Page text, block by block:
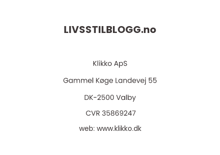
LIVSSTILBLOGG.no
web: www.klikko.dk